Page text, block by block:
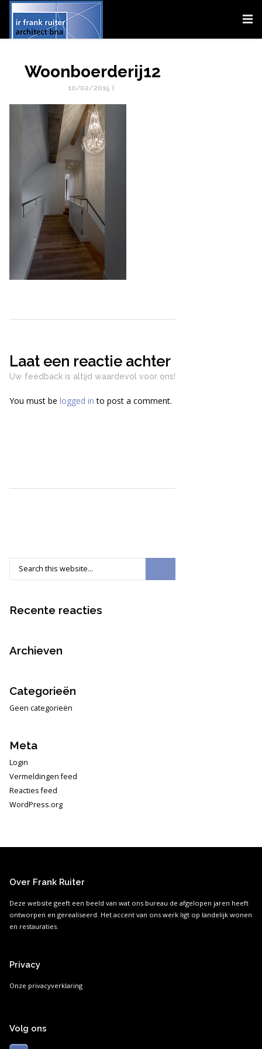
Woonboerderij12
10/02/2015
Laat een reactie achter
Uw feedback is altijd waardevol voor ons!
You must be logged in to post a comment.
Recente reacties
Archieven
Categorieën
Geen categorieën
Meta
Login
Vermeldingen feed
Reacties feed
WordPress.org
Over Frank Ruiter
Deze website geeft een beeld van wat ons bureau de afgelopen jaren heeft
ontworpen en gerealiseerd. Het accent van ons werk ligt op landelijk wonen
en restauraties.
Privacy
Onze privacyverklaring
Volg ons